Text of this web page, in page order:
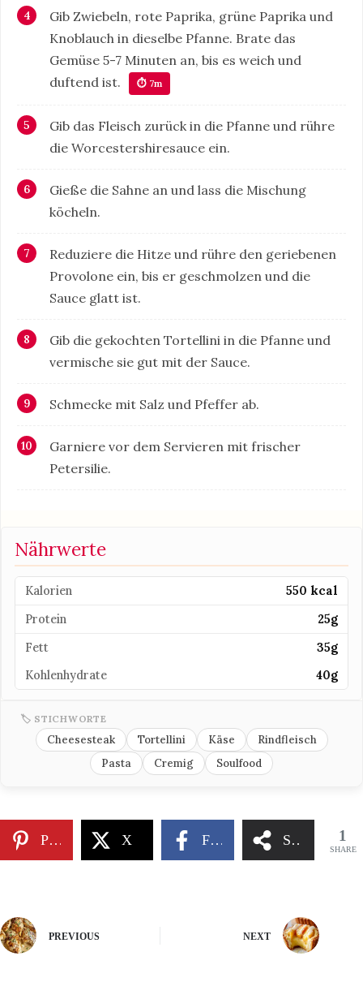
Gib Zwiebeln, rote Paprika, grüne Paprika und
Knoblauch in dieselbe Pfanne. Brate das
Gemüse 5-7 Minuten an, bis es weich und
duftend ist.
⏱ 7m
Gib das Fleisch zurück in die Pfanne und rühre
die Worcestershiresauce ein.
Gieße die Sahne an und lass die Mischung
köcheln.
Reduziere die Hitze und rühre den geriebenen
Provolone ein, bis er geschmolzen und die
Sauce glatt ist.
Gib die gekochten Tortellini in die Pfanne und
vermische sie gut mit der Sauce.
Schmecke mit Salz und Pfeffer ab.
Garniere vor dem Servieren mit frischer
Petersilie.
Nährwerte
Kalorien
550 kcal
Protein
25g
Fett
35g
Kohlenhydrate
40g
🏷 STICHWORTE
Cheesesteak Tortellini Käse
Rindfleisch
Pasta
Cremig Soulfood
Pinterest X Facebook Share 1
SHARE
PREVIOUS NEXT